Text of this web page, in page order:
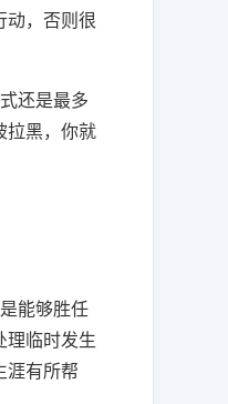
动，否则很
还是最多
拉黑，你就
能够胜任
理临时发生
涯有所帮